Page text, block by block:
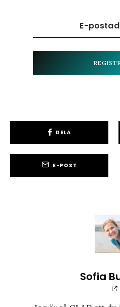
DELA
E-POST
Sofia